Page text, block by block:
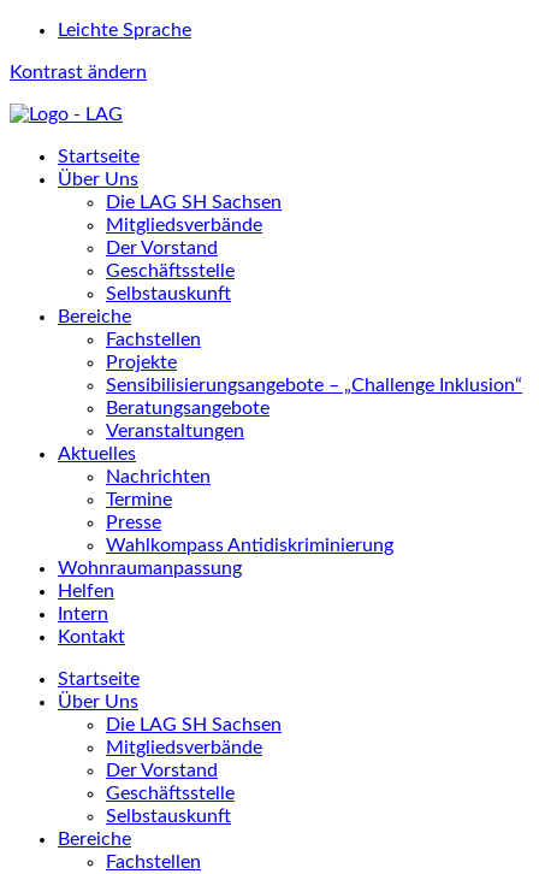
Leichte Sprache
Kontrast ändern
Startseite
Über Uns
Die LAG SH Sachsen
Mitgliedsverbände
Der Vorstand
Geschäftsstelle
Selbstauskunft
Bereiche
Fachstellen
Projekte
Sensibilisierungsangebote – „Challenge Inklusion“
Beratungsangebote
Veranstaltungen
Aktuelles
Nachrichten
Termine
Presse
Wahlkompass Antidiskriminierung
Wohnraumanpassung
Helfen
Intern
Kontakt
Startseite
Über Uns
Die LAG SH Sachsen
Mitgliedsverbände
Der Vorstand
Geschäftsstelle
Selbstauskunft
Bereiche
Fachstellen